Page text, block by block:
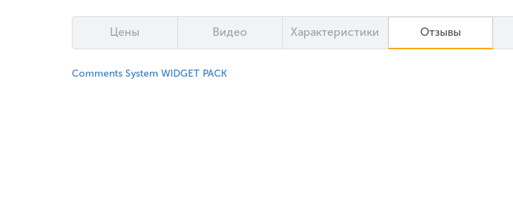
Цены Видео Характеристики Отзывы
Comments System WIDGET PACK